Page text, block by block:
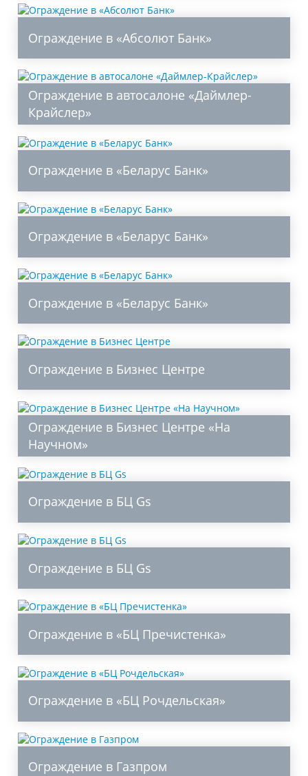
Ограждение в «Абсолют Банк»
Ограждение в автосалоне «Даймлер-
Крайслер»
Ограждение в «Беларус Банк»
Ограждение в «Беларус Банк»
Ограждение в «Беларус Банк»
Ограждение в Бизнес Центре
Ограждение в Бизнес Центре «На
Научном»
Ограждение в БЦ Gs
Ограждение в БЦ Gs
Ограждение в «БЦ Пречистенка»
Ограждение в «БЦ Рочдельская»
Ограждение в Газпром